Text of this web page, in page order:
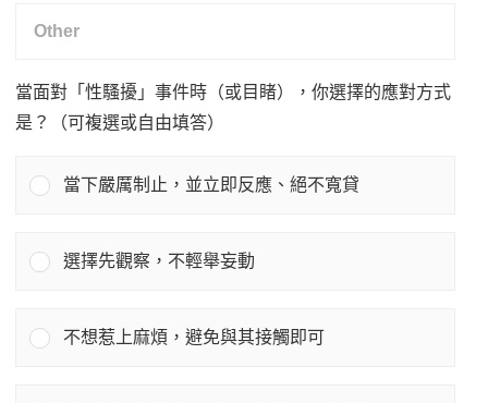
當面對「性騷擾」事件時（或目睹），你選擇的應對方式
是？（可複選或自由填答）
當下嚴厲制止，並立即反應、絕不寬貸
選擇先觀察，不輕舉妄動
不想惹上麻煩，避免與其接觸即可